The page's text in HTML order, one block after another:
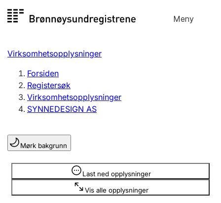
til
Meny
Registersøk
Aksjeselskap
Enkeltpersonforetak
Registrere, endre, slette
Lag og forening
Registrere, endre, slette
Virksomhetsopplysninger
Forsiden
Registersøk
Virksomhetsopplysninger
SYNNEDESIGN AS
Mørk bakgrunn
Last ned opplysninger
Vis alle opplysninger
Opplysninger er skjult